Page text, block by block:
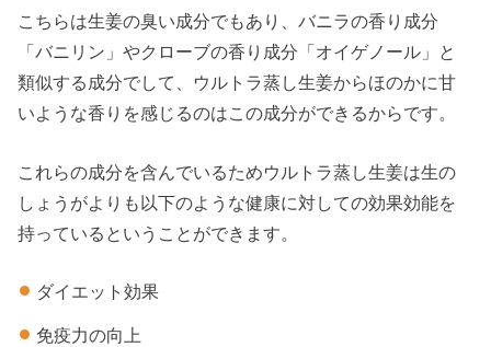
こちらは生姜の臭い成分でもあり、バニラの香り成分
「バニリン」やクローブの香り成分「オイゲノール」と
類似する成分でして、ウルトラ蒸し生姜からほのかに甘
いような香りを感じるのはこの成分ができるからです。
これらの成分を含んでいるためウルトラ蒸し生姜は生の
しょうがよりも以下のような健康に対しての効果効能を
持っているということができます。
ダイエット効果
免疫力の向上